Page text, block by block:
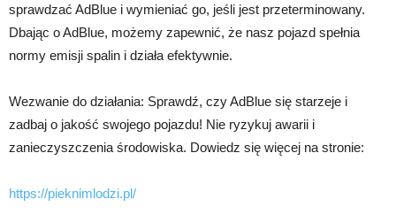
sprawdzać AdBlue i wymieniać go, jeśli jest przeterminowany.
Dbając o AdBlue, możemy zapewnić, że nasz pojazd spełnia
normy emisji spalin i działa efektywnie.
Wezwanie do działania: Sprawdź, czy AdBlue się starzeje i
zadbaj o jakość swojego pojazdu! Nie ryzykuj awarii i
zanieczyszczenia środowiska. Dowiedz się więcej na stronie:
https://pieknimlodzi.pl/